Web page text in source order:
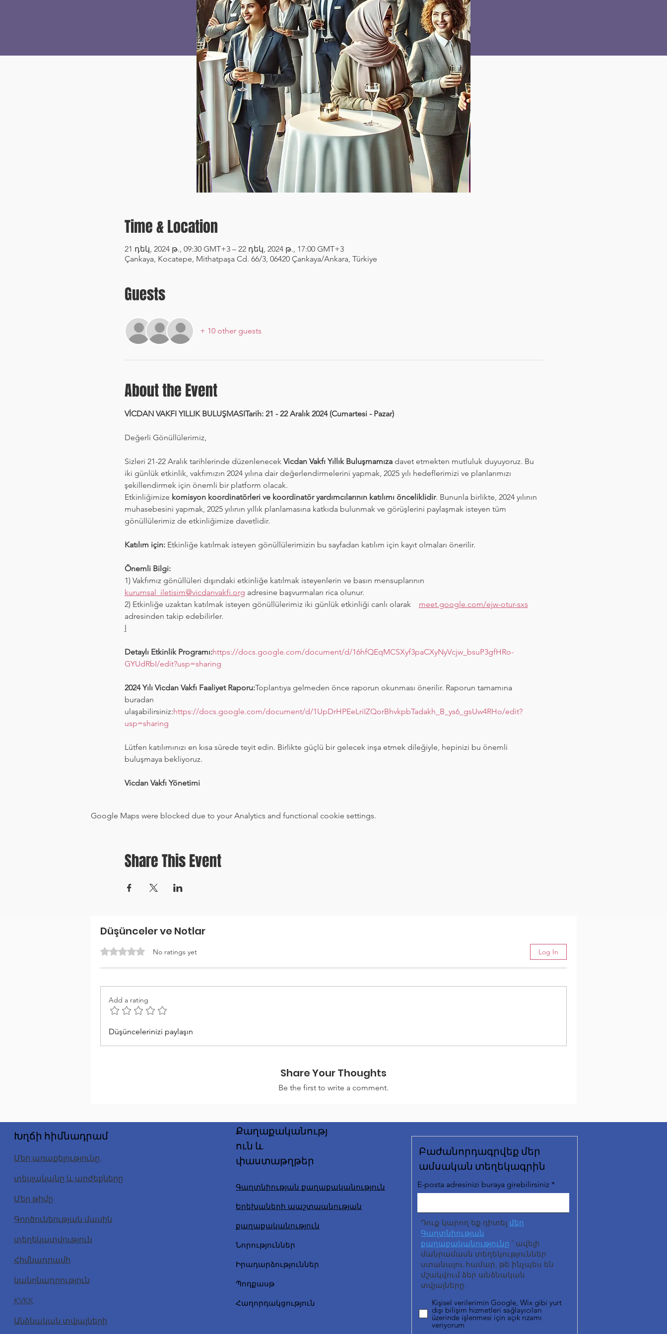
Time & Location
21 դեկ, 2024 թ., 09:30 GMT+3 – 22 դեկ, 2024 թ., 17:00 GMT+3
Çankaya, Kocatepe, Mithatpaşa Cd. 66/3, 06420 Çankaya/Ankara, Türkiye
Guests
+ 10 other guests
About the Event
VİCDAN VAKFI YILLIK BULUŞMASITarih: 21 - 22 Aralık 2024 (Cumartesi - Pazar)
Değerli Gönüllülerimiz,
Sizleri 21-22 Aralık tarihlerinde düzenlenecek Vicdan Vakfı Yıllık Buluşmamıza davet etmekten mutluluk duyuyoruz. Bu
iki günlük etkinlik, vakfımızın 2024 yılına dair değerlendirmelerini yapmak, 2025 yılı hedeflerimizi ve planlarımızı
şekillendirmek için önemli bir platform olacak.
Etkinliğimize komisyon koordinatörleri ve koordinatör yardımcılarının katılımı önceliklidir. Bununla birlikte, 2024 yılının
muhasebesini yapmak, 2025 yılının yıllık planlamasına katkıda bulunmak ve görüşlerini paylaşmak isteyen tüm
gönüllülerimiz de etkinliğimize davetlidir.
Katılım için: Etkinliğe katılmak isteyen gönüllülerimizin bu sayfadan katılım için kayıt olmaları önerilir.
Önemli Bilgi:
1) Vakfımız gönüllüleri dışındaki etkinliğe katılmak isteyenlerin ve basın mensuplarının
kurumsal_iletisim@vicdanvakfi.org adresine başvurmaları rica olunur.
2) Etkinliğe uzaktan katılmak isteyen gönüllülerimiz iki günlük etkinliği canlı olarak meet.google.com/ejw-otur-sxs
adresinden takip edebilirler.
l
Detaylı Etkinlik Programı:https://docs.google.com/document/d/16hfQEqMCSXyf3paCXyNyVcjw_bsuP3gfHRo-
GYUdRbI/edit?usp=sharing
2024 Yılı Vicdan Vakfı Faaliyet Raporu:Toplantıya gelmeden önce raporun okunması önerilir. Raporun tamamına
buradan
ulaşabilirsiniz:https://docs.google.com/document/d/1UpDrHPEeLriIZQorBhvkpbTadakh_B_ys6_gsUw4RHo/edit?
usp=sharing
Lütfen katılımınızı en kısa sürede teyit edin. Birlikte güçlü bir gelecek inşa etmek dileğiyle, hepinizi bu önemli
buluşmaya bekliyoruz.
Vicdan Vakfı Yönetimi
Google Maps were blocked due to your Analytics and functional cookie settings.
Share This Event
Düşünceler ve Notlar
Log In
Rated 0 out of 5 stars. No ratings yet
Add a rating
Düşüncelerinizi paylaşın
Share Your Thoughts
Be the first to write a comment.
Խղճի հիմնադրամ
Մեր առաքելությունը,
տեսլականը և արժեքները
Մեր թիմը
Գործունեության մասին
տեղեկատվություն
Հիմնադրամի
կանոնադրություն
KVKK
Անձնական տվյալների
Քաղաքականությ
ուն և
փաստաթղթեր
Գաղտնիության քաղաքականություն
Երեխաների պաշտպանության
քաղաքականություն
Նորություններ
Իրադարձություններ
Պոդքասթ
Հաղորդակցություն
Բաժանորդագրվեք մեր
ամսական տեղեկագրին
E-posta adresinizi buraya girebilirsiniz
Դուք կարող եք դիտել մեր
Գաղտնիության
քաղաքականությունը ՝ ավելի
մանրամասն տեղեկություններ
ստանալու համար, թե ինչպես են
մշակվում ձեր անձնական
տվյալները:
Kişisel verilerimin Google, Wix gibi yurt
dışı bilişim hizmetleri sağlayıcıları
üzerinde işlenmesi için açık rızamı
veriyorum